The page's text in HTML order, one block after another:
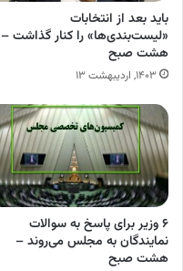
باید بعد از انتخابات
«لیست‌بندی‌ها» را کنار گذاشت –
هشت صبح
۱۴۰۳, اردیبهشت ۱۳
۶ وزیر برای پاسخ به سوالات
نمایندگان به مجلس می‌روند –
هشت صبح